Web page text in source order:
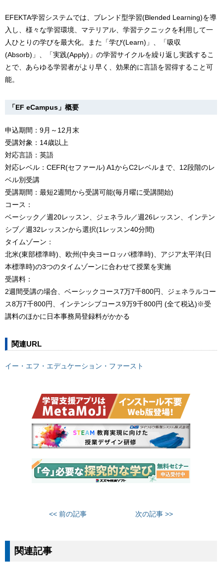
EFEKTA学習システムでは、ブレンド型学習(Blended Learning)を導
入し、様々な学習環境、マテリアル、学習テクニックを利用して一
人ひとりの学びを最大化。また「学び(Learn)」、「吸収
(Absorb)」、「実践(Apply)」の学習サイクルを繰り返し実践するこ
とで、あらゆる学習者がより早く、効果的に言語を習得すること可
能。
「EF eCampus」概要
申込期間：9月～12月末
受講対象：14歳以上
対応言語：英語
対応レベル：CEFR(セファール) A1からC2レベルまで、12段階のレ
ベル別受講
受講期間：最短2週間から受講可能(毎月曜に受講開始)
コース：
ベーシック／週20レッスン、ジェネラル／週26レッスン、インテン
シブ／週32レッスンから選択(1レッスン40分間)
タイムゾーン：
北米(東部標準時)、欧州(中央ヨーロッパ標準時)、アジア太平洋(日
本標準時)の3つのタイムゾーンに合わせて授業を実施
受講料：
2週間受講の場合、ベーシックコース7万7千800円、ジェネラルコー
ス8万7千800円、インテンシブコース9万9千800円 (全て税込)※受
講料のほかに日本事務局登録料がかかる
関連URL
イー・エフ・エデュケーション・ファースト
<< 前の記事 次の記事 >>
関連記事